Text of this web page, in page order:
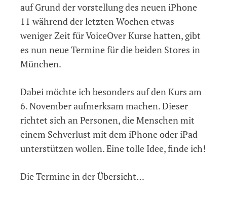
Blinde
und
Sehbehinderte
Oktober
beiden
Apple
Stores
in
München
auf Grund der vorstellung des neuen iPhone
11 während der letzten Wochen etwas
weniger Zeit für VoiceOver Kurse hatten, gibt
es nun neue Termine für die beiden Stores in
München.
Dabei möchte ich besonders auf den Kurs am
6. November aufmerksam machen. Dieser
richtet sich an Personen, die Menschen mit
einem Sehverlust mit dem iPhone oder iPad
unterstützen wollen. Eine tolle Idee, finde ich!
Die Termine in der Übersicht…